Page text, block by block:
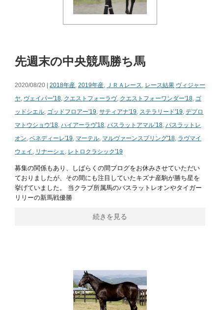
先週末の中央競馬勝ち馬
2020/08/20 | 2018年産, 2019年産, ＪＲＡレース, レース結果 ヴィジャー
ヤ, ヴェイパー'18, クエストフォーラヴ, クエストフォーワンダー'18, ゴ
ッドシエル, ゴッドフロアー'19, サティアナ'19, ステラリード'19, デプロ
マトウショウ'18, ハイアーラヴ'18, バスラットアマル’18, バスラットレ
オン, ベネディーレ'19, マーテル, マルヴァーンスプリング'18, ラヴマイ
ウェイ , リナーシェ, レトロクラシック'19
募集の関係もあり、しばらくの間ブログをお休みさせていただい
ておりましたが、その間にも注目していたキズナ産駒が勝ち星を
挙げていました。 当クラブ所属馬のバスラットレオンやタイガー
リリーの新馬戦優勝
続きを見る